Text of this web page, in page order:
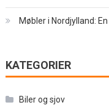
Møbler i Nordjylland:
KATEGORIER
Biler og sjov